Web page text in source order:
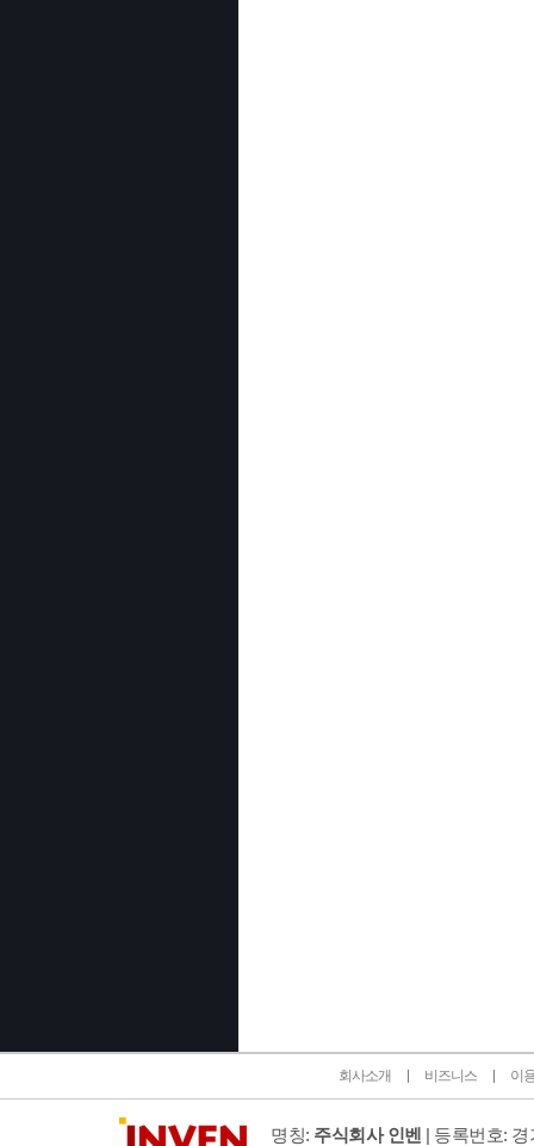
회사소개 비즈니스 이
명칭: 주식회사 인벤 | 등록번호: